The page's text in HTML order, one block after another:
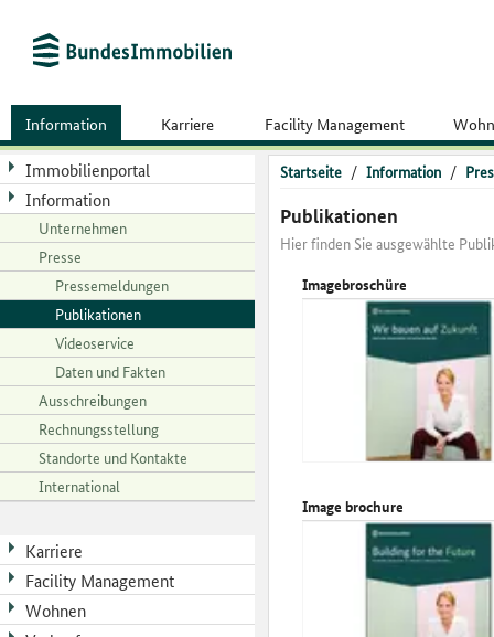
Information Karriere Facility Management
Immobilienportal
Information
Unternehmen
Presse
Pressemeldungen
Publikationen
Videoservice
Daten und Fakten
Ausschreibungen
Rechnungsstellung
Standorte und Kontakte
International
Karriere
Facility Management
Wohnen
Startseite / Information /
Publikationen
Hier finden Sie ausgewählte
Imagebroschüre
Image brochure